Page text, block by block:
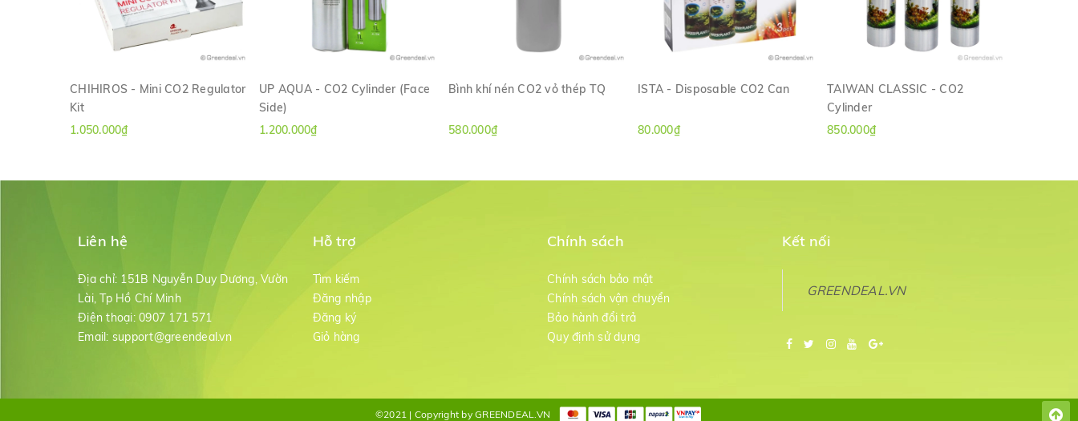
CHIHIROS - Mini CO2 Regulator
Kit
1.050.000₫
UP AQUA - CO2 Cylinder (Face
Side)
1.200.000₫
Bình khí nén CO2 vỏ thép TQ
580.000₫
ISTA - Disposable CO2 Can
80.000₫
TAIWAN CLASSIC - CO2
Cylinder
850.000₫
Liên hệ
Địa chỉ: 151B Nguyễn Duy Dương, Vườn
Lài, Tp Hồ Chí Minh
Điện thoại: 0907 171 571
Email: support@greendeal.vn
Hỗ trợ
Tìm kiếm
Đăng nhập
Đăng ký
Giỏ hàng
Chính sách
Chính sách bảo mật
Chính sách vận chuyển
Bảo hành đổi trả
Quy định sử dụng
Kết nối
GREENDEAL.VN
©2021 | Copyright by GREENDEAL.VN